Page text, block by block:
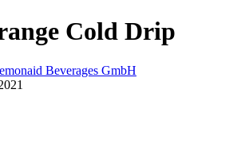
Cold Drip
Beverages GmbH